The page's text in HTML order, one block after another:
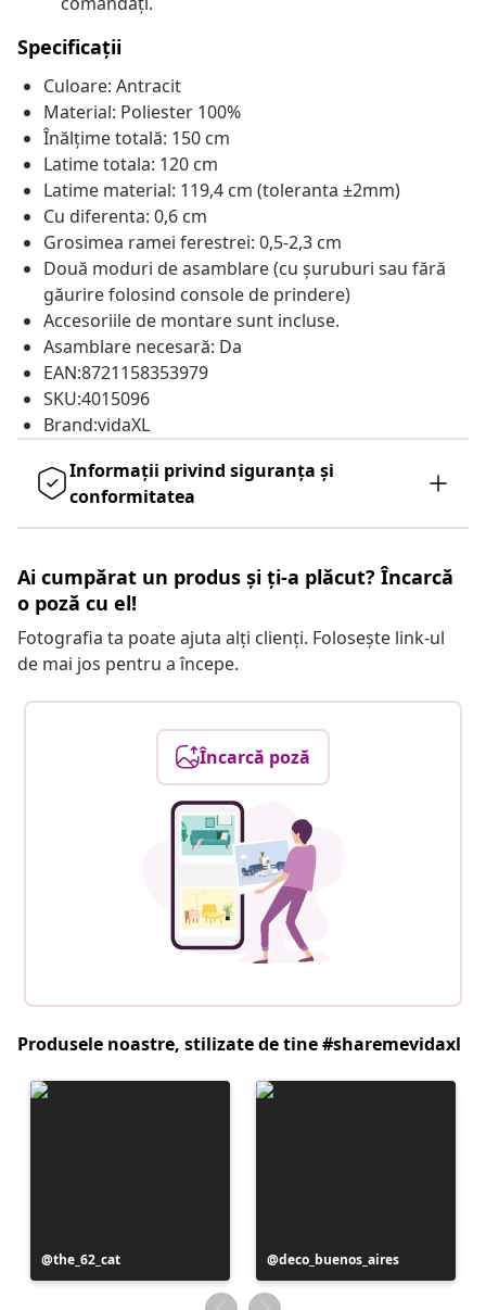
Specificații
Culoare: Antracit
Material: Poliester 100%
Înălțime totală: 150 cm
Latime totala: 120 cm
Latime material: 119,4 cm (toleranta ±2mm)
Cu diferenta: 0,6 cm
Grosimea ramei ferestrei: 0,5-2,3 cm
Două moduri de asamblare (cu șuruburi sau fără
găurire folosind console de prindere)
Accesoriile de montare sunt incluse.
Asamblare necesară: Da
EAN:8721158353979
SKU:4015096
Brand:vidaXL
Informații privind siguranța și
conformitatea
Ai cumpărat un produs și ți-a plăcut? Încarcă
o poză cu el!
Fotografia ta poate ajuta alți clienți. Folosește link-ul
de mai jos pentru a începe.
Încarcă poză
Produsele noastre, stilizate de tine #sharemevidaxl
Postare
publicată
the_62_cat
Postare
publicată
de
deco_buenos_aires